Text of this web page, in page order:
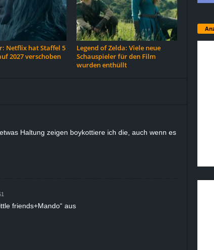
Netflix hat Staffel 5
2027 verschoben
Legend of Zelda: Viele neue
Schauspieler für den Film
wurden enthüllt
Haltung zeigen boykottiere ich die, auch wenn es
friends+Mando“ aus